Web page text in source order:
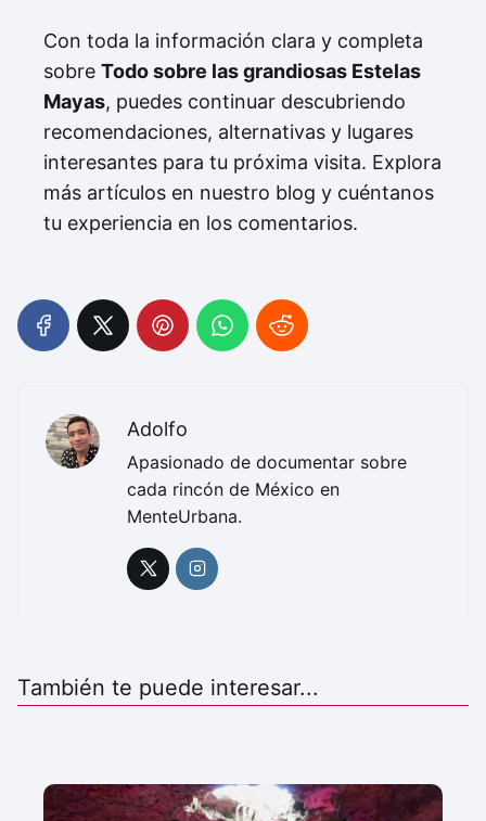
Con toda la información clara y completa
sobre Todo sobre las grandiosas Estelas
Mayas, puedes continuar descubriendo
recomendaciones, alternativas y lugares
interesantes para tu próxima visita. Explora
más artículos en nuestro blog y cuéntanos
tu experiencia en los comentarios.
Adolfo
Apasionado de documentar sobre
cada rincón de México en
MenteUrbana.
También te puede interesar...